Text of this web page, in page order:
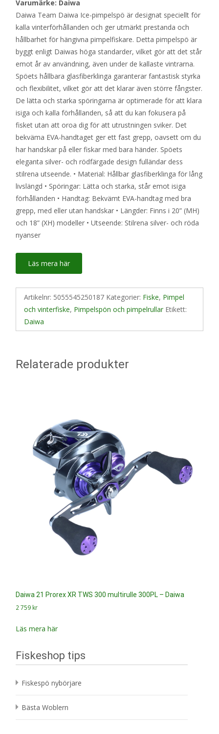
Varumärke: Daiwa
Daiwa Team Daiwa Ice-pimpelspö är designat speciellt för
kalla vinterförhållanden och ger utmärkt prestanda och
hållbarhet för hängivna pimpelfiskare. Detta pimpelspö är
byggt enligt Daiwas höga standarder, vilket gör att det står
emot år av användning, även under de kallaste vintrarna.
Spöets hållbara glasfiberklinga garanterar fantastisk styrka
och flexibilitet, vilket gör att det klarar även större fångster.
De lätta och starka spöringarna är optimerade för att klara
isiga och kalla förhållanden, så att du kan fokusera på
fisket utan att oroa dig för att utrustningen sviker. Det
bekväma EVA-handtaget ger ett fast grepp, oavsett om du
har handskar på eller fiskar med bara händer. Spöets
eleganta silver- och rödfärgade design fulländar dess
stilrena utseende. • Material: Hållbar glasfiberklinga för lång
livslängd • Spöringar: Lätta och starka, står emot isiga
förhållanden • Handtag: Bekvämt EVA-handtag med bra
grepp, med eller utan handskar • Längder: Finns i 20” (MH)
och 18” (XH) modeller • Utseende: Stilrena silver- och röda
nyanser
Läs mera här
Artikelnr: 5055545250187 Kategorier: Fiske, Pimpel
och vinterfiske, Pimpelspön och pimpelrullar Etikett:
Daiwa
Relaterade produkter
Daiwa 21 Prorex XR TWS 300 multirulle 300PL – Daiwa
2 759 kr
Läs mera här
Fiskeshop tips
Fiskespö nybörjare
Bästa Woblern